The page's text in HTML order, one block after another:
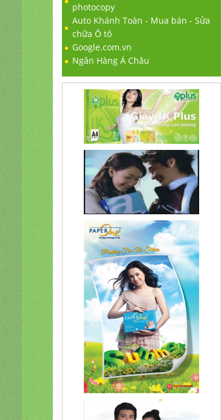
photocopy
Auto Khánh Toàn - Mua bán - Sửa
chữa Ô tô
Google.com.vn
Ngân Hàng Á Châu